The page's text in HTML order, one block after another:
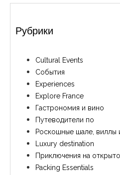
Рубрики
Cultural Events
События
Experiences
Explore France
Гастрономия и вино
Путеводители по
Роскошные шале, виллы
Luxury destination
Приключения на
Packing Essentials